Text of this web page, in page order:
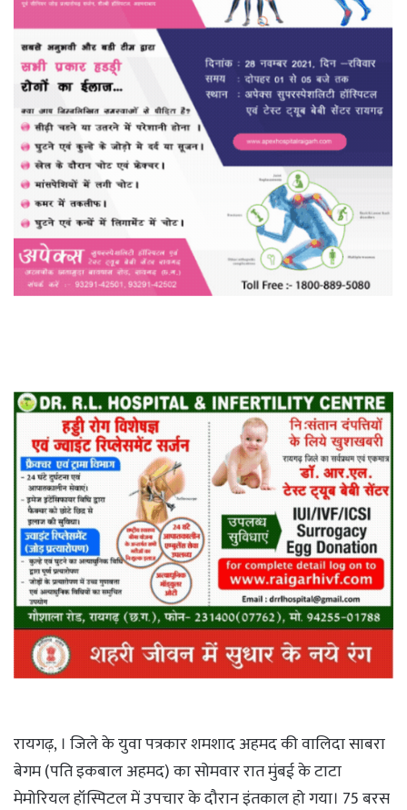
रायगढ़, । जिले के युवा पत्रकार शमशाद अहमद की वालिदा साबरा
बेगम (पति इकबाल अहमद) का सोमवार रात मुंबई के टाटा
मेमोरियल हॉस्पिटल में उपचार के दौरान इंतकाल हो गया। 75 बरस